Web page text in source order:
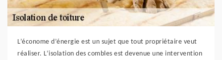
L’économe d’énergie est un sujet que tout propriétaire veut
réaliser. L’isolation des combles est devenue une intervention